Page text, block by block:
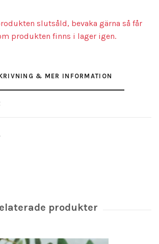
slutsåld, bevaka gärna så får
produkten finns i lager igen.
& MER INFORMATION